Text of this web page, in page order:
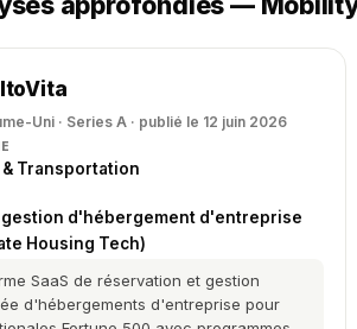
Uni · Series A · publié le 12 juin 2026
Transportation
gestion d'hébergement d'entreprise
Housing Tech)
SaaS de réservation et gestion
d'hébergements d'entreprise pour